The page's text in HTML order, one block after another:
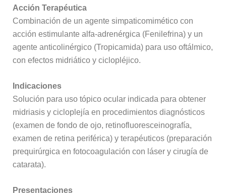
Acción Terapéutica
Combinación de un agente simpaticomimético con
acción estimulante alfa-adrenérgica (Fenilefrina) y un
agente anticolinérgico (Tropicamida) para uso oftálmico,
con efectos midriático y ciclopléjico.
Indicaciones
Solución para uso tópico ocular indicada para obtener
midriasis y cicloplejía en procedimientos diagnósticos
(examen de fondo de ojo, retinofluoresceinografía,
examen de retina periférica) y terapéuticos (preparación
prequirúrgica en fotocoagulación con láser y cirugía de
catarata).
Presentaciones